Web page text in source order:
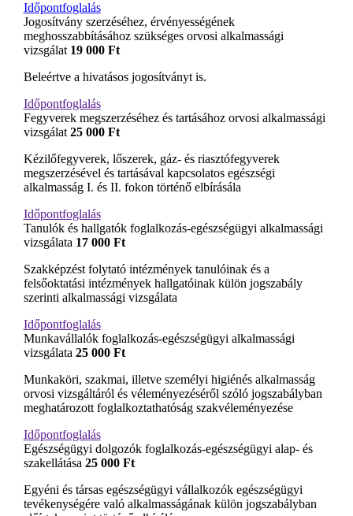
Időpontfoglalás
Jogosítvány szerzéséhez, érvényességének
meghosszabbításához szükséges orvosi alkalmassági
vizsgálat 19 000 Ft
Beleértve a hivatásos jogosítványt is.
Időpontfoglalás
Fegyverek megszerzéséhez és tartásához orvosi alkalmassági
vizsgálat 25 000 Ft
Kézilőfegyverek, lőszerek, gáz- és riasztófegyverek
megszerzésével és tartásával kapcsolatos egészségi
alkalmasság I. és II. fokon történő elbírásála
Időpontfoglalás
Tanulók és hallgatók foglalkozás-egészségügyi alkalmassági
vizsgálata 17 000 Ft
Szakképzést folytató intézmények tanulóinak és a
felsőoktatási intézmények hallgatóinak külön jogszabály
szerinti alkalmassági vizsgálata
Időpontfoglalás
Munkavállalók foglalkozás-egészségügyi alkalmassági
vizsgálata 25 000 Ft
Munkaköri, szakmai, illetve személyi higiénés alkalmasság
orvosi vizsgáltáról és véleményezéséről szóló jogszabályban
meghatározott foglalkoztathatóság szakvéleményezése
Időpontfoglalás
Egészségügyi dolgozók foglalkozás-egészségügyi alap- és
szakellátása 25 000 Ft
Egyéni és társas egészségügyi vállalkozók egészségügyi
tevékenységére való alkalmasságának külön jogszabályban